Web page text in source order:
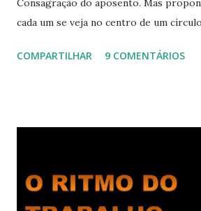
Consagração do aposento. Mas
cada um se veja no centro de um
cada um de nós mesmos. Um círculo
relacionamos e vai se ampliando e
iluminados daqueles com que
círculo cada vez maior de Paz e
DO APOSENTO Dentro do Círculo
COMPARTILHAR 9 COMENTÁRIOS